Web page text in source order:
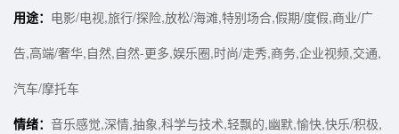
用途： 电影/电视,旅行/探险,放松/海滩,特别场合,假期/度假,商业/广
告,高端/奢华,自然,自然-更多,娱乐圈,时尚/走秀,商务,企业视频,交通,
汽车/摩托车
情绪： 音乐感觉,深情,抽象,科学与技术,轻飘的,幽默,愉快,快乐/积极,